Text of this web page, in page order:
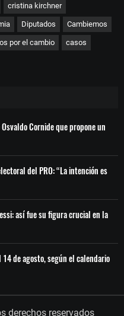
cristina kirchner
Diputados Cambiemos
por el cambio casos
Cornide que propone un
del PRO: “La intención es
así fue su figura crucial en la
14 de agosto, según el calendario
derechos reservados